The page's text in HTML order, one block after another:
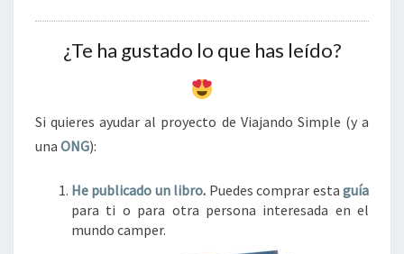
¿Te ha gustado lo que has leído?
Si quieres ayudar al proyecto de Viajando Simple (y a
una ONG):
He publicado un libro. Puedes comprar estaguía
para ti o para otra persona interesada en el
mundo camper.